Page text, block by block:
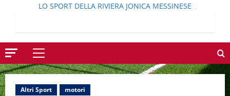
LO SPORT DELLA RIVIERA JONICA MESSINESE
Menu
principale
Altri Sport motori